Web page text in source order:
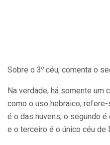
Sobre o 3o céu, comenta o
Na verdade, há somente um
como o uso hebraico,
é o das nuvens, o segundo
e o terceiro é o único céu de